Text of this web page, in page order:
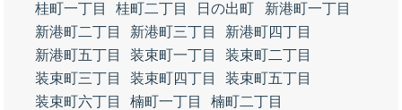
桂町一丁目
桂町二丁目 日の出町
新港町一丁目
新港町二丁目
新港町三丁目
新港町四丁目
新港町五丁目
装束町一丁目
装束町二丁目
装束町三丁目
装束町四丁目
装束町五丁目
装束町六丁目
楠町一丁目
楠町二丁目